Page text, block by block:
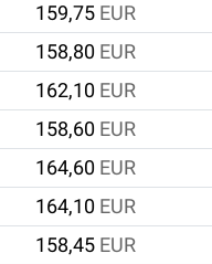
159,75 EUR
158,80 EUR
162,10 EUR
158,60 EUR
164,60 EUR
164,10 EUR
158,45 EUR